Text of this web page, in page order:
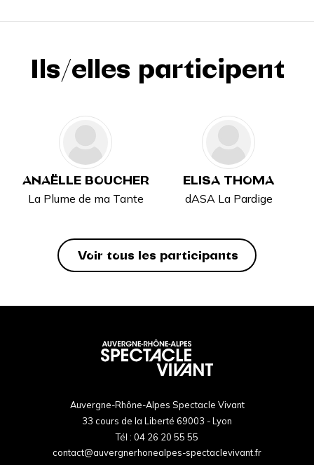
Ils/elles participent
ANAËLLE BOUCHER
La Plume de ma Tante
ELISA THOMA
dASA La Pardige
Voir tous les participants
Auvergne-Rhône-Alpes Spectacle Vivant
33 cours de la Liberté 69003 - Lyon
Tél : 04 26 20 55 55
contact@auvergnerhonealpes-spectaclevivant.fr